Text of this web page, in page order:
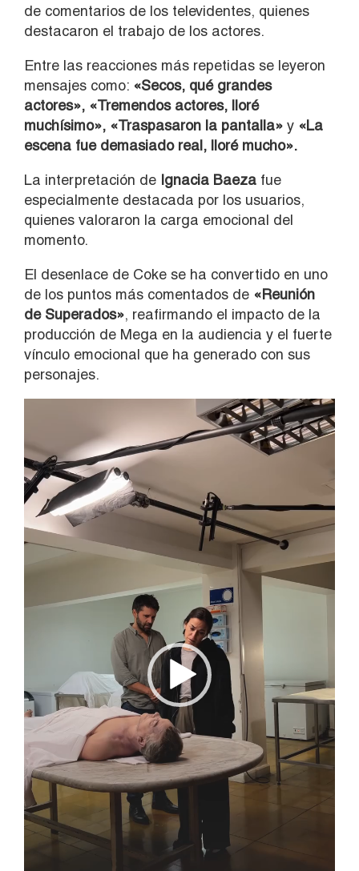
de comentarios de los televidentes, quienes
destacaron el trabajo de los actores.
Entre las reacciones más repetidas se leyeron
mensajes como: «Secos, qué grandes
actores», «Tremendos actores, lloré
muchísimo», «Traspasaron la pantalla» y «La
escena fue demasiado real, lloré mucho».
La interpretación de Ignacia Baeza fue
especialmente destacada por los usuarios,
quienes valoraron la carga emocional del
momento.
El desenlace de Coke se ha convertido en uno
de los puntos más comentados de «Reunión
de Superados», reafirmando el impacto de la
producción de Mega en la audiencia y el fuerte
vínculo emocional que ha generado con sus
personajes.